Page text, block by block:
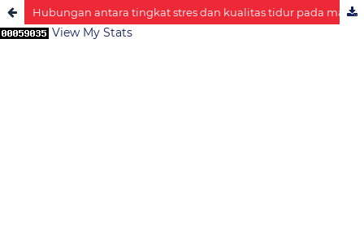
Hubungan antara tingkat stres dan kualitas tidur pada mahasiswa keperawatan tingkat akhir
View My Stats